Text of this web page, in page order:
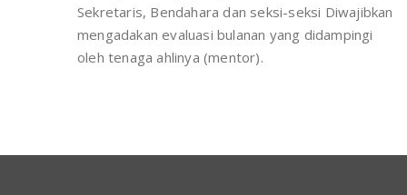
Sekretaris, Bendahara dan seksi-seksi Diwajibkan
mengadakan evaluasi bulanan yang didampingi
oleh tenaga ahlinya (mentor).